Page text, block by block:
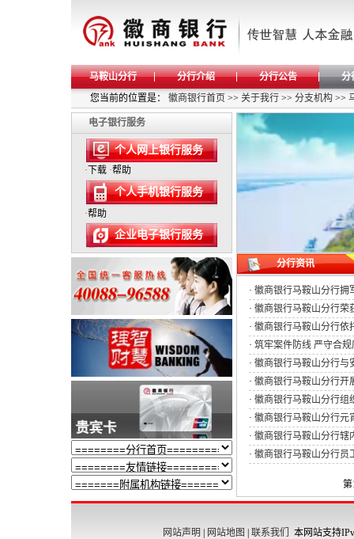
马鞍山分行 分行介绍 分行公告
分
您当前的位置是： 徽商银行首页 >> 关于我行 >> 分支机构 >>
电子银行服务
个人网上银行服务
· 下载 ·帮助
个人手机银行服务
·帮助
企业电子银行服务
分行资讯
· 徽商银行马鞍山分行拥
· 徽商银行马鞍山分行荣
· 徽商银行马鞍山分行依
· 筑牢案件防线 严守合
· 徽商银行马鞍山分行与
· 徽商银行马鞍山分行开
· 徽商银行马鞍山分行组
· 徽商银行马鞍山分行元
· 徽商银行马鞍山分行辖
· 徽商银行马鞍山分行员
网站声明 网站地图 联系我们
本网站支持